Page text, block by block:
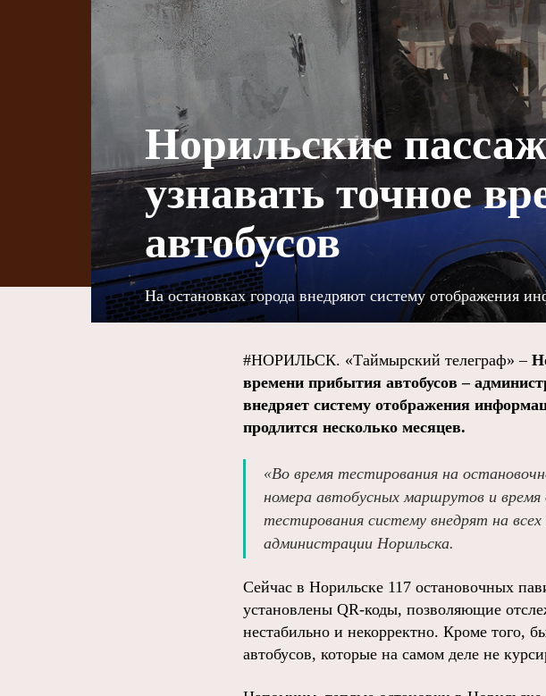
Норильские
узнавать точное
автобусов
На остановках города внедряют систему отображения
#НОРИЛЬСК. «Таймырский телеграф» –
времени прибытия автобусов –
внедряет систему отображения
продлится несколько месяцев.
«Во время тестирования на
номера автобусных маршрутов и
тестирования систему внедрят на
администрации Норильска.
Сейчас в Норильске 117 остановочных
установлены QR-коды, позволяющие
нестабильно и некорректно. Кроме того,
автобусов, которые на самом деле не